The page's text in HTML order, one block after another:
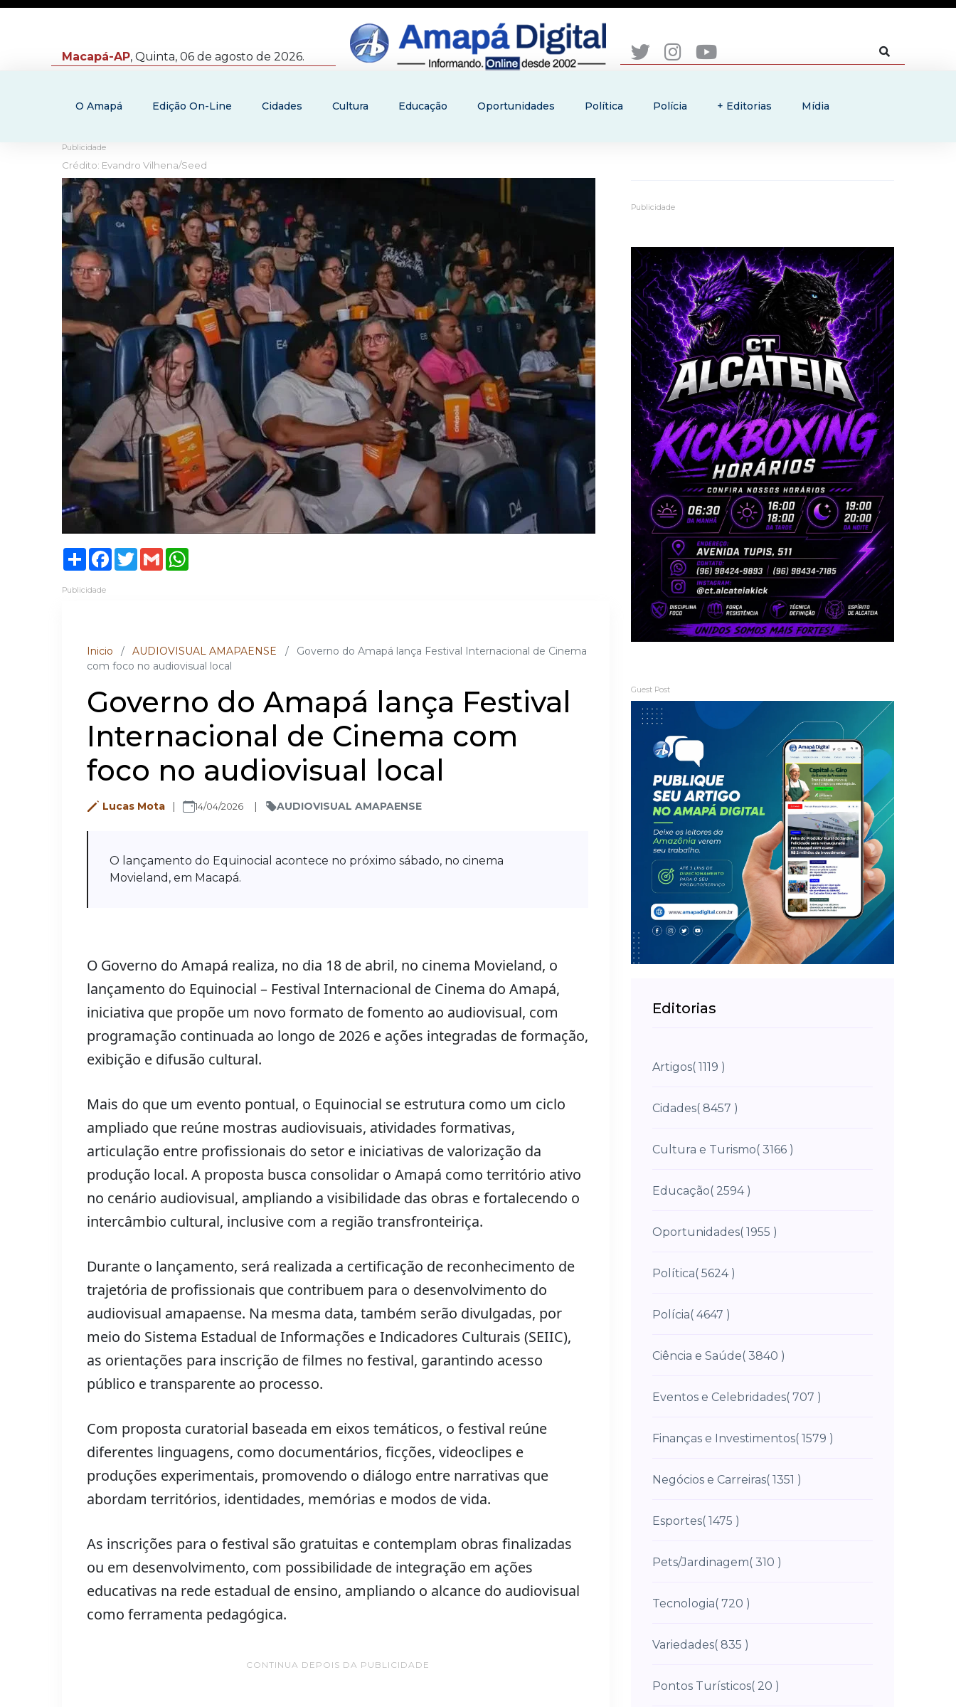
Macapá-AP, Quinta, 06 de agosto de 2026.
O Amapá Edição On-Line Cidades Cultura Educação Oportunidades Política Polícia + Editorias Mídia
Publicidade
Crédito: Evandro Vilhena/Seed
ShareFacebook
TwitterGmail
Publicidade
Inicio / AUDIOVISUAL AMAPAENSE /
Governo do Amapá lança Festival Internacional de Cinema
com foco no audiovisual local
Governo do Amapá lança Festival
Internacional de Cinema com
foco no audiovisual local
Lucas Mota 14/04/2026 AUDIOVISUAL AMAPAENSE
O lançamento do Equinocial acontece no próximo sábado, no cinema
Movieland, em Macapá.
O Governo do Amapá realiza, no dia 18 de abril, no cinema Movieland, o
lançamento do Equinocial – Festival Internacional de Cinema do Amapá,
iniciativa que propõe um novo formato de fomento ao audiovisual, com
programação continuada ao longo de 2026 e ações integradas de formação,
exibição e difusão cultural.
Mais do que um evento pontual, o Equinocial se estrutura como um ciclo
ampliado que reúne mostras audiovisuais, atividades formativas,
articulação entre profissionais do setor e iniciativas de valorização da
produção local. A proposta busca consolidar o Amapá como território ativo
no cenário audiovisual, ampliando a visibilidade das obras e fortalecendo o
intercâmbio cultural, inclusive com a região transfronteiriça.
Durante o lançamento, será realizada a certificação de reconhecimento de
trajetória de profissionais que contribuem para o desenvolvimento do
audiovisual amapaense. Na mesma data, também serão divulgadas, por
meio do Sistema Estadual de Informações e Indicadores Culturais (SEIIC),
as orientações para inscrição de filmes no festival, garantindo acesso
público e transparente ao processo.
Com proposta curatorial baseada em eixos temáticos, o festival reúne
diferentes linguagens, como documentários, ficções, videoclipes e
produções experimentais, promovendo o diálogo entre narrativas que
abordam territórios, identidades, memórias e modos de vida.
As inscrições para o festival são gratuitas e contemplam obras finalizadas
ou em desenvolvimento, com possibilidade de integração em ações
educativas na rede estadual de ensino, ampliando o alcance do audiovisual
como ferramenta pedagógica.
CONTINUA DEPOIS DA PUBLICIDADE
Publicidade
Guest Post
Editorias
Artigos( 1119 )
Cidades( 8457 )
Cultura e Turismo( 3166 )
Educação( 2594 )
Oportunidades( 1955 )
Política( 5624 )
Polícia( 4647 )
Ciência e Saúde( 3840 )
Eventos e Celebridades( 707 )
Finanças e Investimentos( 1579 )
Negócios e Carreiras( 1351 )
Esportes( 1475 )
Pets/Jardinagem( 310 )
Tecnologia( 720 )
Variedades( 835 )
Pontos Turísticos( 20 )